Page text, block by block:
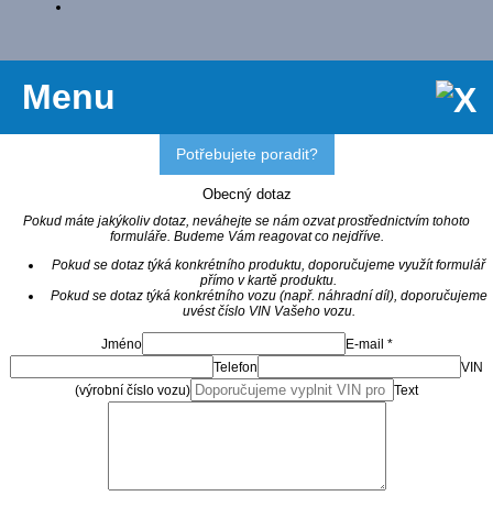
Menu
Potřebujete poradit?
Obecný dotaz
Pokud máte jakýkoliv dotaz, neváhejte se nám ozvat prostřednictvím tohoto
formuláře. Budeme Vám reagovat co nejdříve.
Pokud se dotaz týká konkrétního produktu, doporučujeme využít formulář
přímo v kartě produktu.
Pokud se dotaz týká konkrétního vozu (např. náhradní díl), doporučujeme
uvést číslo VIN Vašeho vozu.
Jméno
E-mail *
Telefon
VIN
(výrobní číslo vozu)
Text